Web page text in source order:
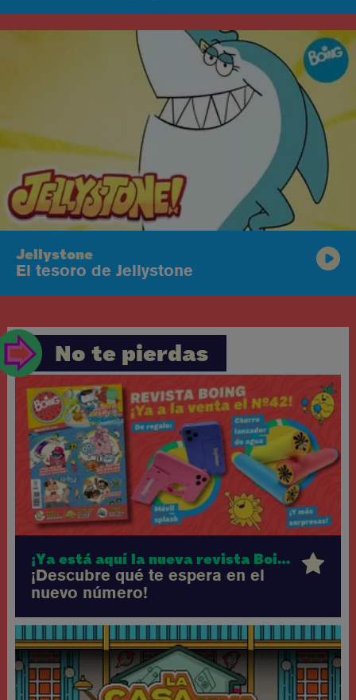
Jellystone
El tesoro de Jellystone
No te pierdas
¡Ya está aquí la nueva revista Boing!
¡Descubre qué te espera en el
nuevo número!